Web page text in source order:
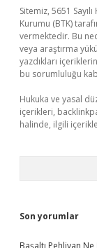
Sitemiz, 5651
Kurumu (BTK)
vermektedir. Bu
veya araştırma
yazdıkları
bu sorumluluğu
Hukuka ve yasal
içerikleri,
halinde, ilgili
Son yorumlar
Başaltı Pehlivan